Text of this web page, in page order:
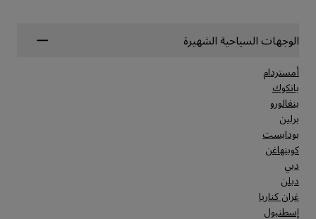
الوجهات السياحية الشهيرة
أمستردام
بانكوك
بنغالورو
برلين
بودابست
كوبنهاغن
دبي
دبلن
غران كناريا
إسطنبول